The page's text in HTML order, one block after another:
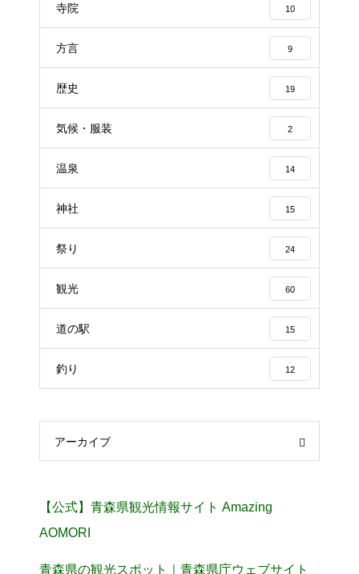
寺院 10
方言 9
歴史 19
気候・服装 2
温泉 14
神社 15
祭り 24
観光 60
道の駅 15
釣り 12
アーカイブ
【公式】青森県観光情報サイト Amazing
AOMORI
青森県の観光スポット｜青森県庁ウェブサイト